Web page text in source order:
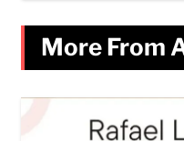
More From